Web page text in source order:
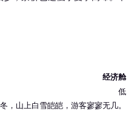
经济舱
低
，山上白雪皑皑，游客寥寥无几。